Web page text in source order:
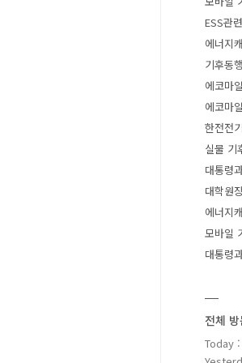
ESS관
에너지
기후동
에코마
에코마
한전전
실물 기
대통령
대학원
에너지
모바일
대통령
전체
Today :